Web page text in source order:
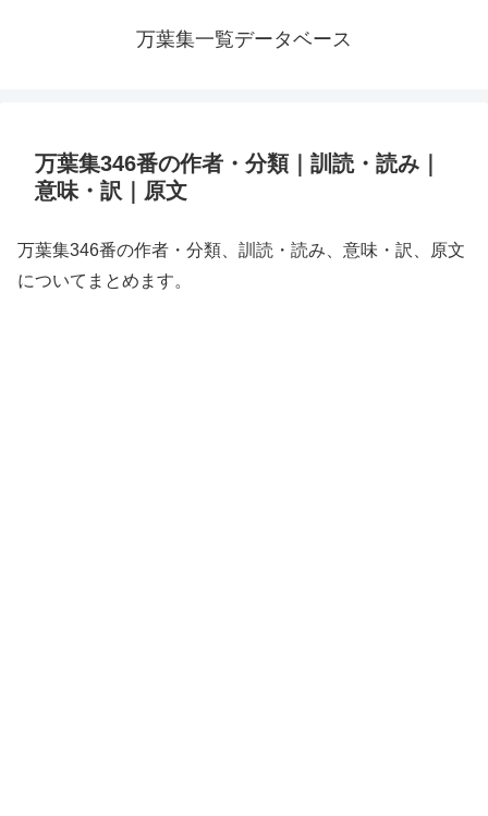
万葉集一覧データベース
万葉集346番の作者・分類｜訓読・読み｜
意味・訳｜原文
万葉集346番の作者・分類、訓読・読み、意味・訳、原文
についてまとめます。